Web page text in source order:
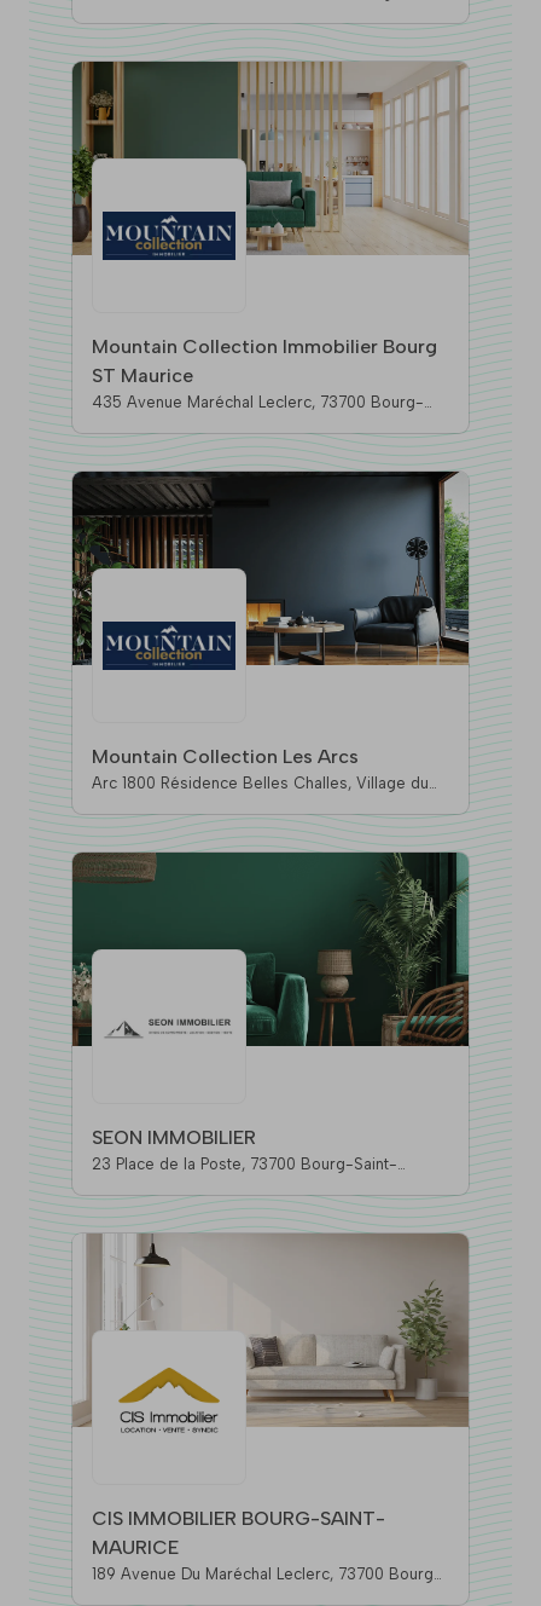
Mountain Collection Immobilier Bourg
ST Maurice
435 Avenue Maréchal Leclerc, 73700 Bourg-
Mountain Collection Les Arcs
Arc 1800 Résidence Belles Challes, Village du
SEON IMMOBILIER
23 Place de la Poste, 73700 Bourg-Saint-
CIS IMMOBILIER BOURG-SAINT-
MAURICE
189 Avenue Du Maréchal Leclerc, 73700 Bourg-